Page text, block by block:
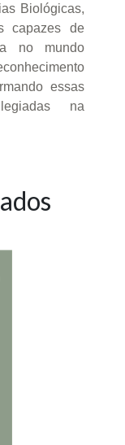
Biológicas,
capazes de
no mundo
essas
na